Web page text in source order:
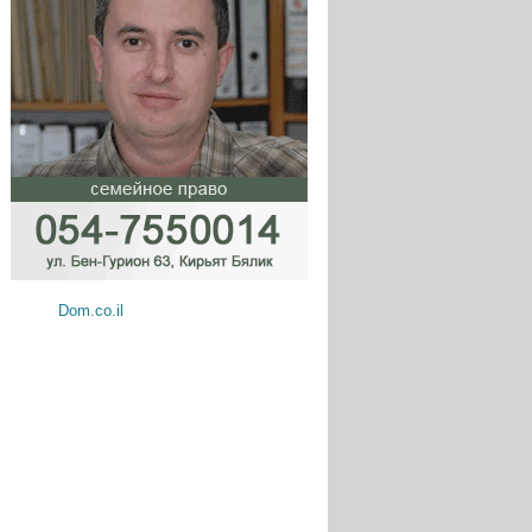
Dom.co.il